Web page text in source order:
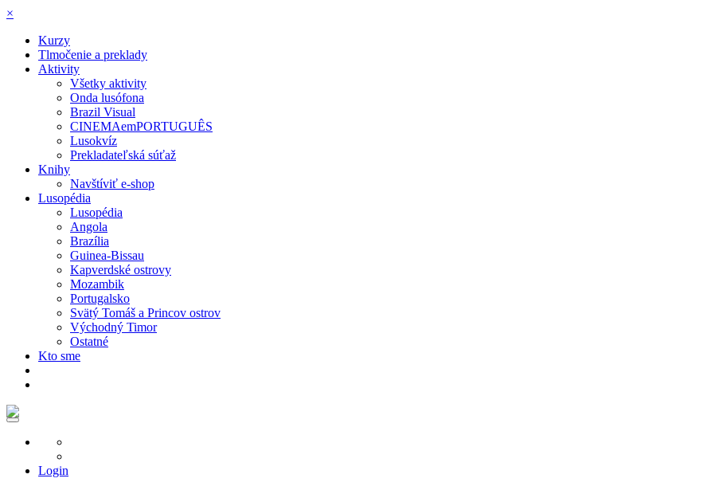
×
Kurzy
Tlmočenie a preklady
Aktivity
Všetky aktivity
Onda lusófona
Brazil Visual
CINEMAemPORTUGUÊS
Lusokvíz
Prekladateľská súťaž
Knihy
Navštíviť e-shop
Lusopédia
Lusopédia
Angola
Brazília
Guinea-Bissau
Kapverdské ostrovy
Mozambik
Portugalsko
Svätý Tomáš a Princov ostrov
Východný Timor
Ostatné
Kto sme
Login